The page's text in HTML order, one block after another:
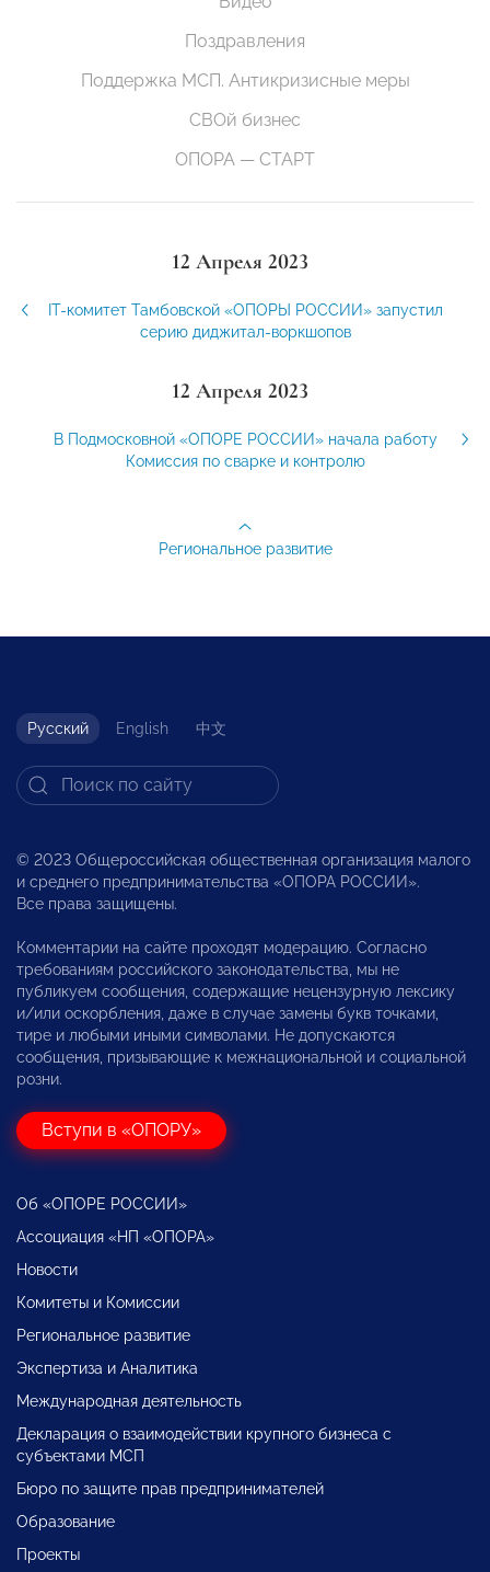
Поздравления
Поддержка МСП. Антикризисные меры
СВОй бизнес
ОПОРА — СТАРТ
12 Апреля 2023
IT-комитет Тамбовской «ОПОРЫ РОССИИ» запустил
серию диджитал-воркшопов
12 Апреля 2023
В Подмосковной «ОПОРЕ РОССИИ» начала работу
Комиссия по сварке и контролю
Региональное развитие
Русский English 中文
© 2023 Общероссийская общественная организация малого
и среднего предпринимательства «ОПОРА РОССИИ».
Все права защищены.
Комментарии на сайте проходят модерацию. Согласно
требованиям российского законодательства, мы не
публикуем сообщения, содержащие нецензурную лексику
и/или оскорбления, даже в случае замены букв точками,
тире и любыми иными символами. Не допускаются
сообщения, призывающие к межнациональной и социальной
розни.
Вступи в «ОПОРУ»
Об «ОПОРЕ РОССИИ»
Ассоциация «НП «ОПОРА»
Новости
Комитеты и Комиссии
Региональное развитие
Экспертиза и Аналитика
Международная деятельность
Декларация о взаимодействии крупного бизнеса с
субъектами МСП
Бюро по защите прав предпринимателей
Образование
Проекты